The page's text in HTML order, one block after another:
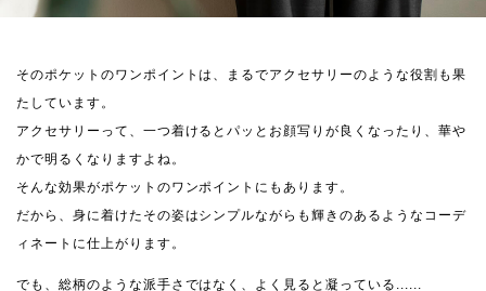
そのポケットのワンポイントは、まるでアクセサリーのような役割も果
たしています。
アクセサリーって、一つ着けるとパッとお顔写りが良くなったり、華や
かで明るくなりますよね。
そんな効果がポケットのワンポイントにもあります。
だから、身に着けたその姿はシンプルながらも輝きのあるようなコーデ
ィネートに仕上がります。
でも、総柄のような派手さではなく、よく見ると凝っている......